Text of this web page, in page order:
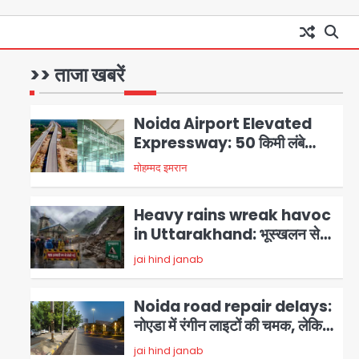
>> ताजा खबरें
1
GBU Noida AI Centre: जीबीयू
में बनेगा एआई और ग्रीन स्किल्स सेंटर,
ट्रेनिंग
2
Noida Airport Elevated
Expressway: 50 किमी लंबे
एलिवेटेड एक्सप्रेसवे से दिल्ली-
हरियाणा से सीधे जुड़ेगा नोएडा एयरपोर्ट,
6-लेन एक्सप्रेसवे
मोहम्मद इमरान
3
Heavy rains wreak havoc
in Uttarakhand: भूस्खलन से
यमुनोत्री, केदारनाथ और सिमली-
ग्वालदम हाईवे बंद, चमोली-उत्तरकाशी
के पार
jai hind janab
4
Noida road repair delays:
नोएडा में रंगीन लाइटों की चमक, लेकिन
सड़कें अभी भी उखड़ी: प्राधिकरण के
jai hind janab